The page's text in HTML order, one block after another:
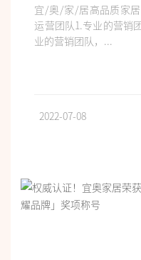
宜/奥/家/居高品质家
运营团队1.专业的营销
业的营销团队，...
2022-07-08